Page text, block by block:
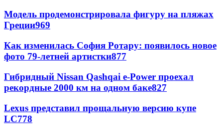
Модель продемонстрировала фигуру на пляжах
Греции969
Как изменилась София Ротару: появилось новое
фото 79-летней артистки877
Гибридный Nissan Qashqai e-Power проехал
рекордные 2000 км на одном баке827
Lexus представил прощальную версию купе
LC778